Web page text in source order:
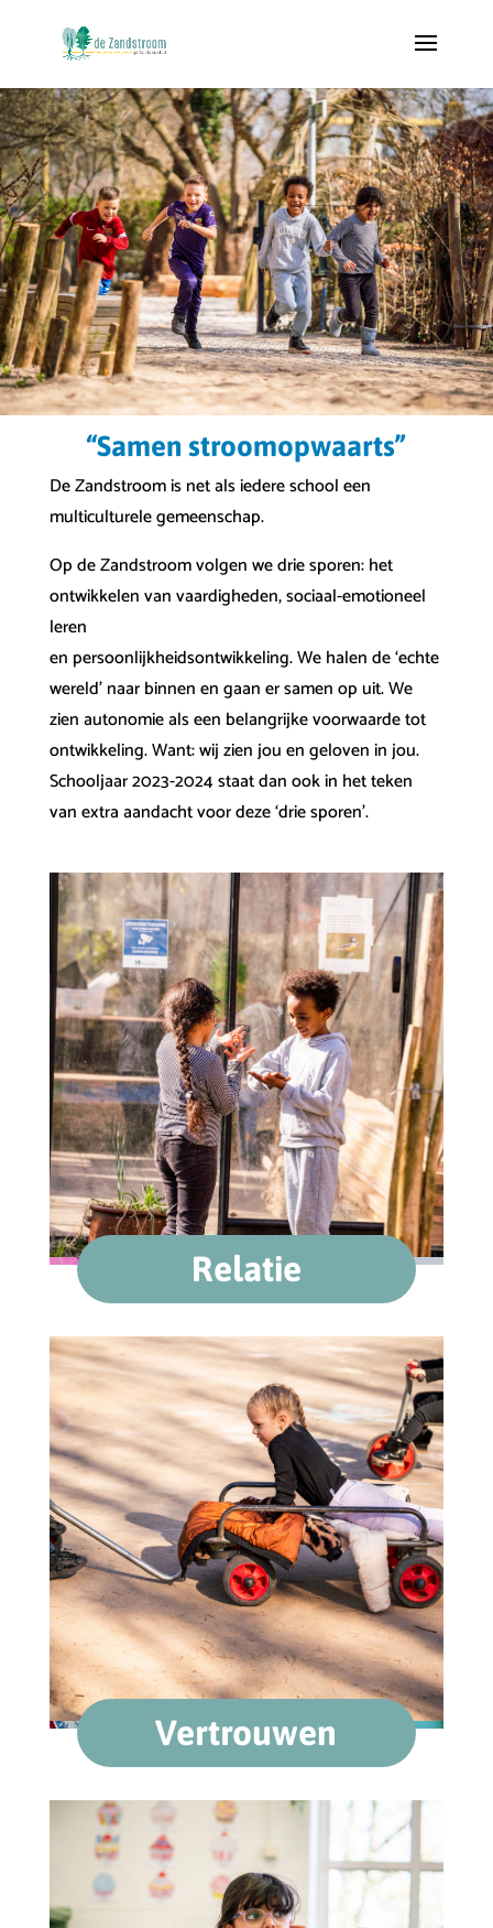
“Samen stroomopwaarts”
De Zandstroom is net als iedere school een
multiculturele gemeenschap.
Op de Zandstroom volgen we drie sporen: het
ontwikkelen van vaardigheden, sociaal-emotioneel
leren
en persoonlijkheidsontwikkeling. We halen de ‘echte
wereld’ naar binnen en gaan er samen op uit. We
zien autonomie als een belangrijke voorwaarde tot
ontwikkeling. Want: wij zien jou en geloven in jou.
Schooljaar 2023-2024 staat dan ook in het teken
van extra aandacht voor deze ‘drie sporen’.
Relatie
Vertrouwen